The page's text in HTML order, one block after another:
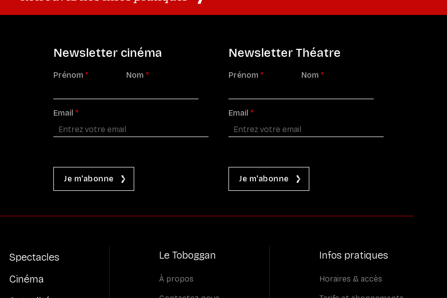
Newsletter cinéma
Prénom * Nom *
Email *
Newsletter Théatre
Prénom * Nom *
Email *
Spectacles
Cinéma
Le Toboggan
À propos
Infos pratiques
Horaires & accès